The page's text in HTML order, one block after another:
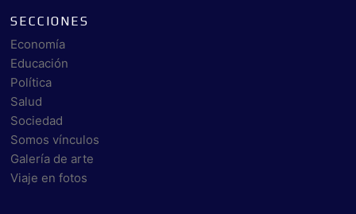
SECCIONES
Economía
Educación
Política
Salud
Sociedad
Somos vínculos
Galería de arte
Viaje en fotos